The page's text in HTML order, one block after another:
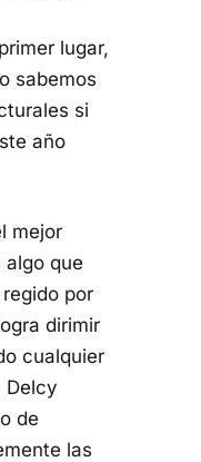
lugar,
sabemos
si
año
mejor
que
por
dirimir
cualquier
Delcy
de
las